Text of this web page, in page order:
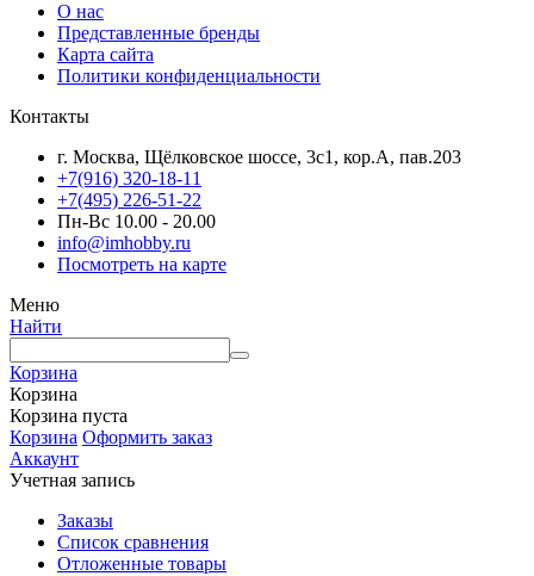
О нас
Представленные бренды
Карта сайта
Политики конфиденциальности
Контакты
г. Москва, Щёлковское шоссе, 3с1, кор.А, пав.203
+7(916) 320-18-11
+7(495) 226-51-22
Пн-Вс 10.00 - 20.00
info@imhobby.ru
Посмотреть на карте
Меню
Найти
Корзина
Корзина
Корзина пуста
Корзина Оформить заказ
Аккаунт
Учетная запись
Заказы
Список сравнения
Отложенные товары